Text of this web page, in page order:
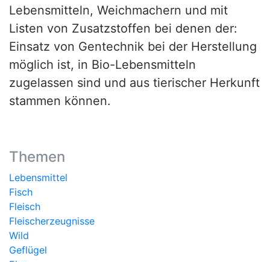
Lebensmitteln, Weichmachern und mit
Listen von Zusatzstoffen bei denen der:
Einsatz von Gentechnik bei der Herstellung
möglich ist, in Bio-Lebensmitteln
zugelassen sind und aus tierischer Herkunft
stammen können.
Themen
Lebensmittel
Fisch
Fleisch
Fleischerzeugnisse
Wild
Geflügel